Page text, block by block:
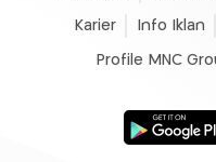
Karier Info Iklan
Profile MNC